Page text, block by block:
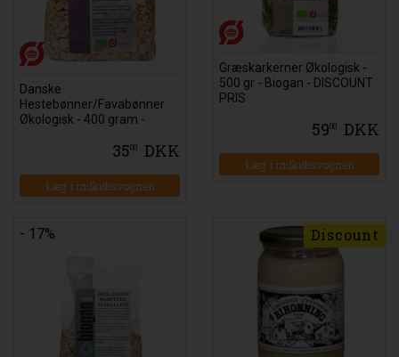
Danske
Hestebønner/Favabønner
Økologisk - 400 gram -
3500 DKK
Læg i indkøbsvognen
Græskarkerner Økologisk -
500 gr - Biogan - DISCOUNT
PRIS
5900 DKK
Læg i indkøbsvognen
- 17% Discount